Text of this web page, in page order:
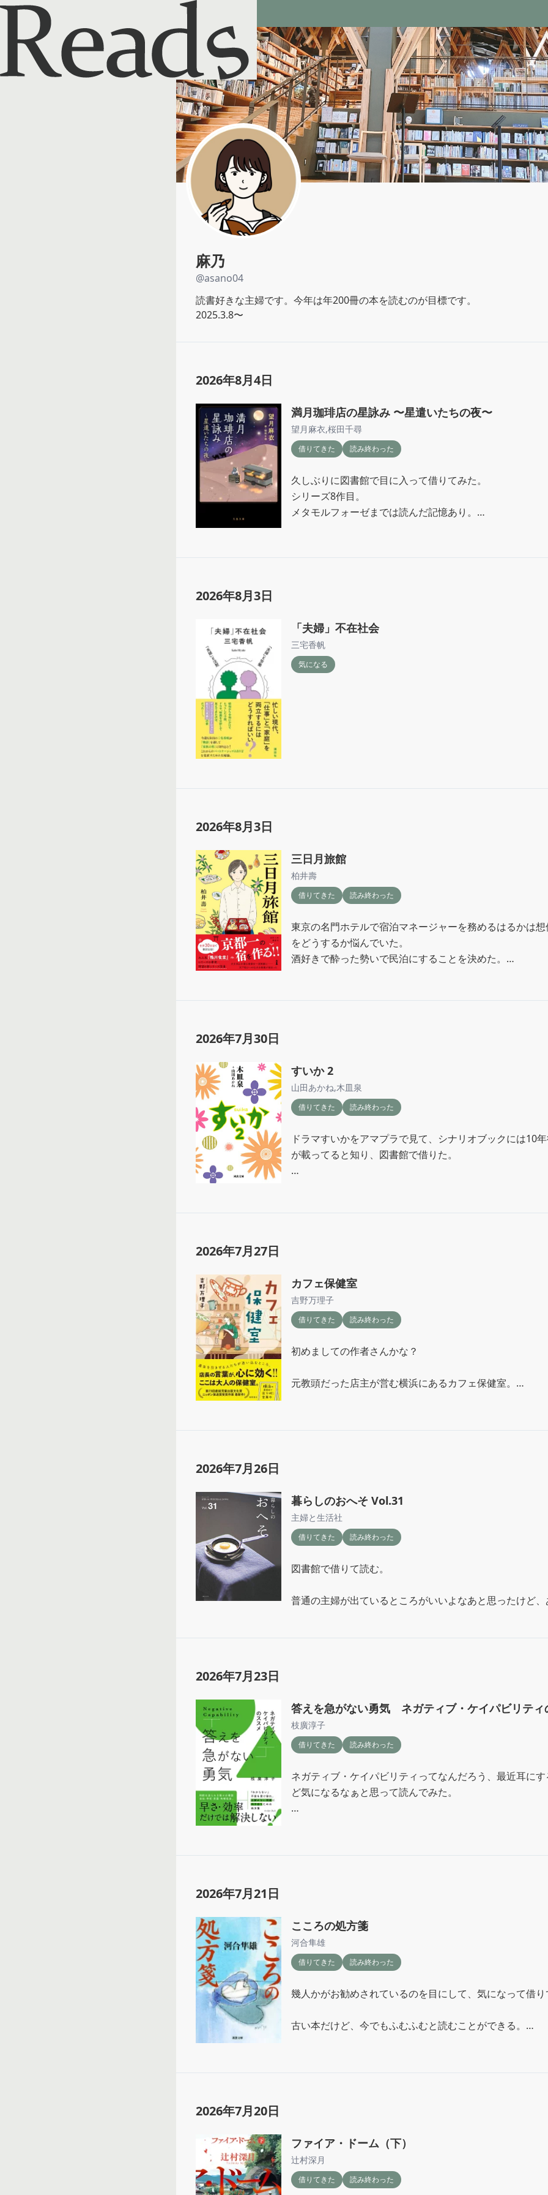
Reads - 読書のSNS＆記録アプリ
麻乃
@asano04
読書好きな主婦です。今年は年200冊の本を読むのが目標です。
2025.3.8〜
2026年8月4日
満月珈琲店の星詠み 〜星遣いたちの夜〜
望月麻衣,桜田千尋
借りてきた 読み終わった
久しぶりに図書館で目に入って借りてみた。
シリーズ8作目。
メタモルフォーゼまでは読んだ記憶あり。
最後の奈保の話はそう来たか！なんか風の時代っぽいなと
星詠みは難しくて分からないけど、こういう考え方もある
2026年8月3日
「夫婦」不在社会
三宅香帆
気になる
2026年8月3日
三日月旅館
柏井壽
借りてきた 読み終わった
東京の名門ホテルで宿泊マネージャーを務めるはるかは
をどうするか悩んでいた。
酒好きで酔った勢いで民泊にすることを決めた。
詳しい年齢を書いていないけど、リフォームもローンもか
いしかないのがリアリティない。
すべてがふわっとしていて、お嬢様なのかな？
流れに身を任せたらいい感じになるってこと？
2026年7月30日
すいか 2
山田あかね,木皿泉
借りてきた 読み終わった
ドラマすいかをアマプラで見て、シナリオブックには10
が載ってると知り、図書館で借りた。
すいかは木皿さんの脚本だと思っていたけど、山田あかね
交互の脚本だったんだな。
だから大人しい時ととっぴな時があったのか。
2026年7月27日
カフェ保健室
吉野万理子
借りてきた 読み終わった
初めましての作者さんかな？
元教頭だった店主が営む横浜にあるカフェ保健室。
刷り込み怖いわ。
親になってから確かに私も似たようなことを子供に伝えて
な？と優しい言葉で伝えてくれる店主はいいな。
2026年7月26日
暮らしのおへそ Vol.31
主婦と生活社
借りてきた 読み終わった
図書館で借りて読む。
普通の主婦が出ているところがいいよなあと思ったけど、
タサン志麻さんもこの数年でだいぶ変わったなぁ。
過去回を見てみると変化が面白い。
2026年7月23日
答えを急がない勇気 ネガティブ・ケイパビリティ
枝廣淳子
借りてきた 読み終わった
ネガティブ・ケイパビリティってなんだろう、最近耳に
ど気になるなぁと思って読んでみた。
う。
子育てというものも答えはすぐに出るものではない。
先日読んだ河合隼雄さんのお話も所々出てきて、いいタイ
リティを呪文のように唱えて一旦立ち止まる勇気を持ちた
2026年7月21日
こころの処方箋
河合隼雄
借りてきた 読み終わった
幾人かがお勧めされているのを目にして、気になって借り
古い本だけど、今でもふむふむと読むことができる。
当たり前のことを書いていると言えばそうだけど、フラッ
性のバランスが読みやすい。
子育て中の身には響く所もあり、何か悩むことがあった時
2026年7月20日
ファイア・ドーム（下）
辻村深月
借りてきた 読み終わった